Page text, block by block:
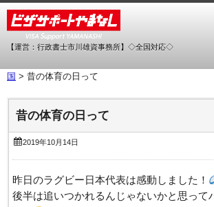
【運営：行政書士市川雄資事務所】◇全国対応◇
国 > 昔の体育の日って
昔の体育の日って
2019年10月14日
昨日のラグビー日本代表は感動しました！
後半は追いつかれるんじゃないかと思って